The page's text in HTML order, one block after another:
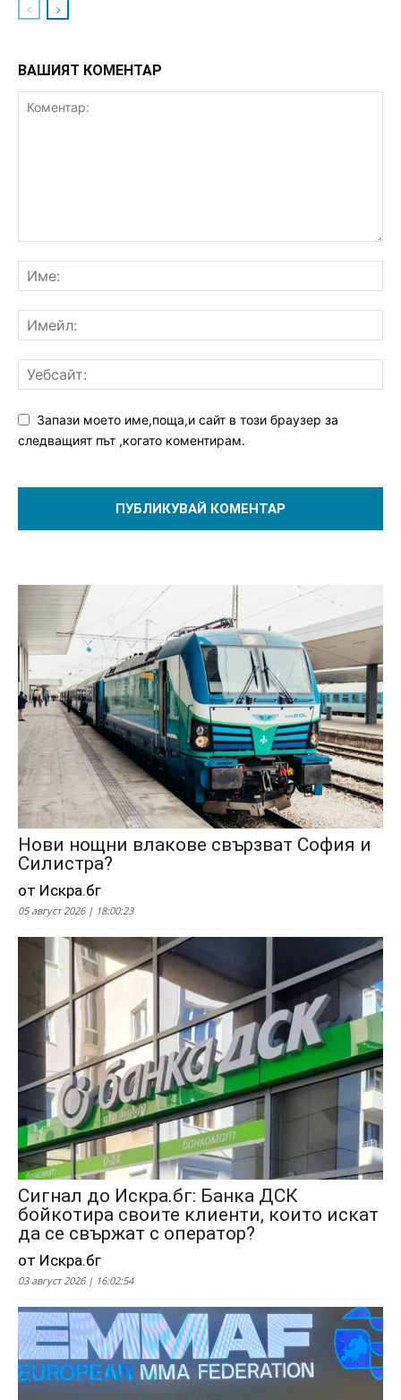
ВАШИЯТ КОМЕНТАР
Запази моето име,поща,и сайт в този браузер за
следващият път ,когато коментирам.
Нови нощни влакове свързват София и
Силистра?
от Искра.бг
05 август 2026 | 18:00:23
Сигнал до Искра.бг: Банка ДСК
бойкотира своите клиенти, които искат
да се свържат с оператор?
от Искра.бг
03 август 2026 | 16:02:54